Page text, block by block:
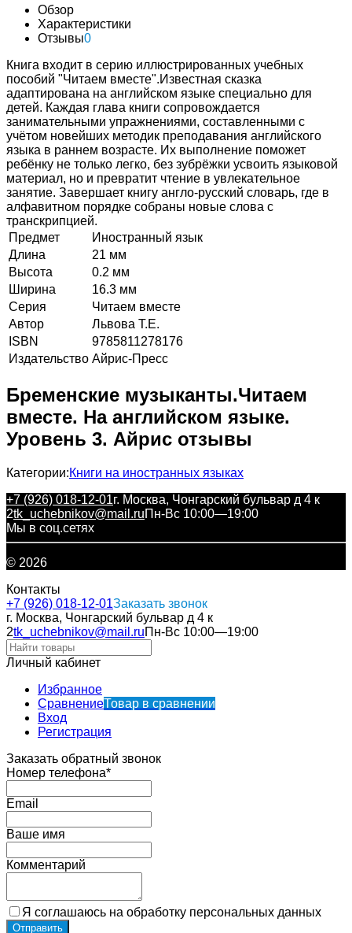
Обзор
Характеристики
Отзывы0
Книга входит в серию иллюстрированных учебных
пособий "Читаем вместе".Известная сказка
адаптирована на английском языке специально для
детей. Каждая глава книги сопровождается
занимательными упражнениями, составленными с
учётом новейших методик преподавания английского
языка в раннем возрасте. Их выполнение поможет
ребёнку не только легко, без зубрёжки усвоить языковой
материал, но и превратит чтение в увлекательное
занятие. Завершает книгу англо-русский словарь, где в
алфавитном порядке собраны новые слова с
транскрипцией.
Предмет
Иностранный язык
Длина
21 мм
Высота
0.2 мм
Ширина
16.3 мм
Серия
Читаем вместе
Автор
Львова Т.Е.
ISBN
9785811278176
Издательство Айрис-Пресс
Бременские музыканты.Читаем
вместе. На английском языке.
Уровень 3. Айрис отзывы
Категории:Книги на иностранных языках
+7 (926) 018-12-01г. Москва, Чонгарский бульвар д 4 к
2tk_uchebnikov@mail.ruПн-Вс 10:00—19:00
Мы в соц.сетях
© 2026
Контакты
+7 (926) 018-12-01Заказать звонок
г. Москва, Чонгарский бульвар д 4 к
2tk_uchebnikov@mail.ruПн-Вс 10:00—19:00
Личный кабинет
Избранное
СравнениеТовар в сравнении
Вход
Регистрация
Заказать обратный звонок
Номер телефона*
Email
Ваше имя
Комментарий
Я соглашаюсь на обработку персональных данных